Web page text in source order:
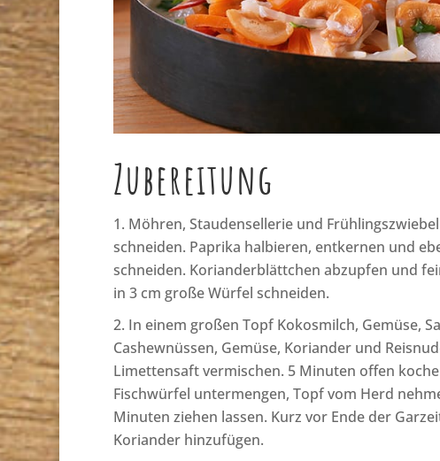
Zubereitung
Möhren, Staudensellerie und
schneiden. Paprika halbieren, entkernen und
schneiden. Korianderblättchen abzupfen und
in 3 cm große Würfel schneiden.
In einem großen Topf Kokosmilch, Gemüse,
Cashewnüssen, Gemüse, Koriander und
Limettensaft vermischen. 5 Minuten offen
Fischwürfel untermengen, Topf vom Herd
Minuten ziehen lassen. Kurz vor Ende der
Koriander hinzufügen.